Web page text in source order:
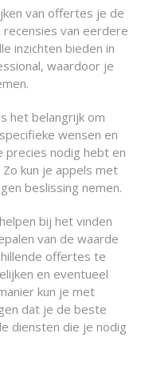
van offertes je de
van eerdere
inzichten bieden in
waardoor je
het belangrijk om
wensen en
precies nodig hebt en
kun je appels met
beslissing nemen.
bij het vinden
van de waarde
offertes te
en eventueel
kun je met
dat je de beste
diensten die je nodig